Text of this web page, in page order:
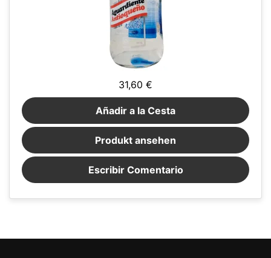
31,60 €
Añadir a la Cesta
Produkt ansehen
Escribir Comentario